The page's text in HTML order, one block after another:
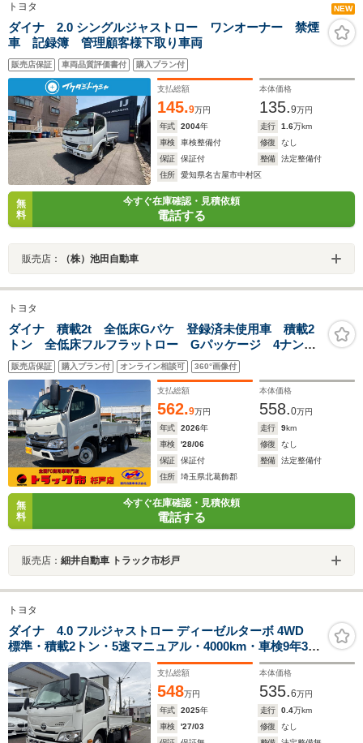
トヨタ NEW
ダイナ 2.0 シングルジャストロー ワンオーナー 禁煙
車 記録簿 管理顧客様下取り車両
販売店保証 車両品質評価書付 購入プラン付
支払総額
145.9万円
本体価格
135.9万円
年式
2004年 走行 1.6万km
車検
車検整備付 修復
なし
保証
保証付 整備
法定整備付
住所
愛知県名古屋市中村区
無
料
今すぐ在庫確認・見積依頼
電話する
販売店： （株）池田自動車
トヨタ
ダイナ 積載2t 全低床Gパケ 登録済未使用車 積載2
トン 全低床フルフラットロー Gパッケージ 4ナンバ
ー 登録済み未使用車 4Lディーゼルターボ デュトロ
OEM 衝突被害軽減ブレーキ スマートキー バックカ
メラ シートヒーター
販売店保証 購入プラン付 オンライン相談可 360°画像付
支払総額
562.9万円
本体価格
558.0万円
年式
2026年 走行 9km
車検
'28/06 修復
なし
保証
保証付 整備
法定整備付
住所
埼玉県北葛飾郡
無
料
今すぐ在庫確認・見積依頼
電話する
販売店： 細井自動車 トラック市杉戸
トヨタ
ダイナ 4.0 フルジャストロー ディーゼルターボ 4WD
標準・積載2トン・5速マニュアル・4000km・車検9年3
月・LEDヘッドライト&フォグ・デジタルミラー・バック
カメラモニター・LSD・ナビ・TV・Bluetoothオーディ
オ・両側電動格納ミラー
支払総額
548万円
本体価格
535.6万円
年式
2025年 走行 0.4万km
車検
'27/03 修復
なし